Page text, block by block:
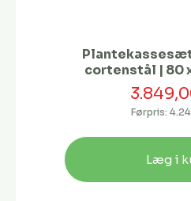
cortenstål | 80
Førpris:
Læg i